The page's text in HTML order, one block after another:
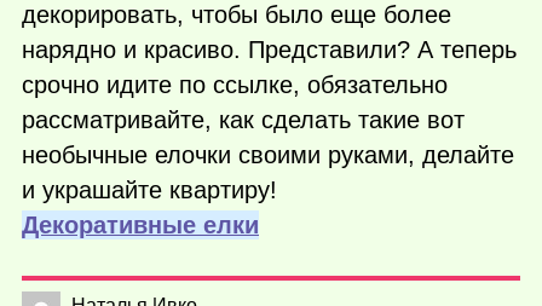
декорировать, чтобы было еще более
нарядно и красиво. Представили? А теперь
срочно идите по ссылке, обязательно
рассматривайте, как сделать такие вот
необычные елочки своими руками, делайте
и украшайте квартиру!
Декоративные елки